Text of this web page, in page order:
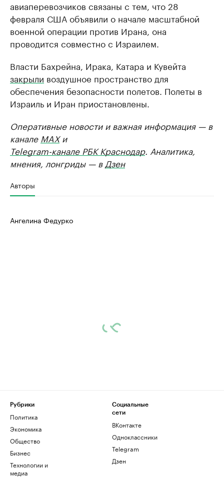
авиаперевозчиков связаны с тем, что 28
февраля США объявили о начале масштабной
военной операции против Ирана, она
проводится совместно с Израилем.
Власти Бахрейна, Ирака, Катара и Кувейта
закрыли воздушное пространство для
обеспечения безопасности полетов. Полеты в
Израиль и Иран приостановлены.
Оперативные новости и важная информация — в
канале MAXи
Telegram-канале РБК Краснодар. Аналитика,
мнения, лонгриды — в Дзен
Авторы
Ангелина Федурко
Рубрики
Политика
Экономика
Общество
Бизнес
Технологии и
медиа
Социальные
сети
ВКонтакте
Одноклассники
Telegram
Дзен